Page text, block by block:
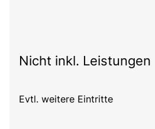
Nicht inkl. Leistungen
Evtl. weitere Eintritte